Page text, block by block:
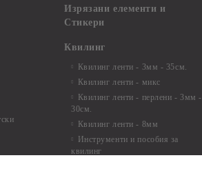
Изрязани елементи и
Стикери
Квилинг
Квилинг ленти - 3мм - 35см.
Квилинг ленти - микс
Квилинг ленти - перлени - 3мм -
30см.
Квилинг ленти - 8мм
Инструменти и пособия за
квилинг